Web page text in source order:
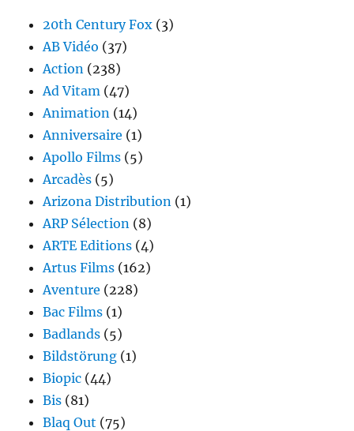
20th Century Fox (3)
AB Vidéo (37)
Action (238)
Ad Vitam (47)
Animation (14)
Anniversaire (1)
Apollo Films (5)
Arcadès (5)
Arizona Distribution (1)
ARP Sélection (8)
ARTE Editions (4)
Artus Films (162)
Aventure (228)
Bac Films (1)
Badlands (5)
Bildstörung (1)
Biopic (44)
Bis (81)
Blaq Out (75)